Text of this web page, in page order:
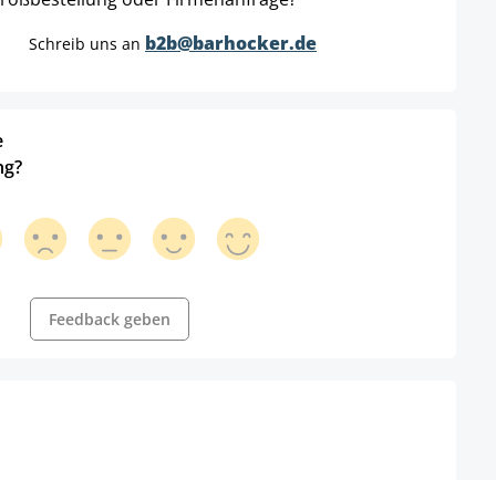
Schreib uns an b2b@barhocker.de
Feedback geben